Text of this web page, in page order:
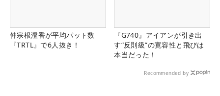
仲宗根澄香が平均パット数
『TRTL』で6人抜き！
『G740』アイアンが引き出
す“反則級”の寛容性と飛びは
本当だった！
Recommended by